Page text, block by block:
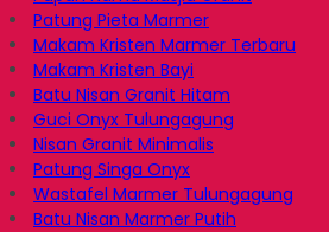
Patung Pieta Marmer
Makam Kristen Marmer Terbaru
Makam Kristen Bayi
Batu Nisan Granit Hitam
Guci Onyx Tulungagung
Nisan Granit Minimalis
Patung Singa Onyx
Wastafel Marmer Tulungagung
Batu Nisan Marmer Putih